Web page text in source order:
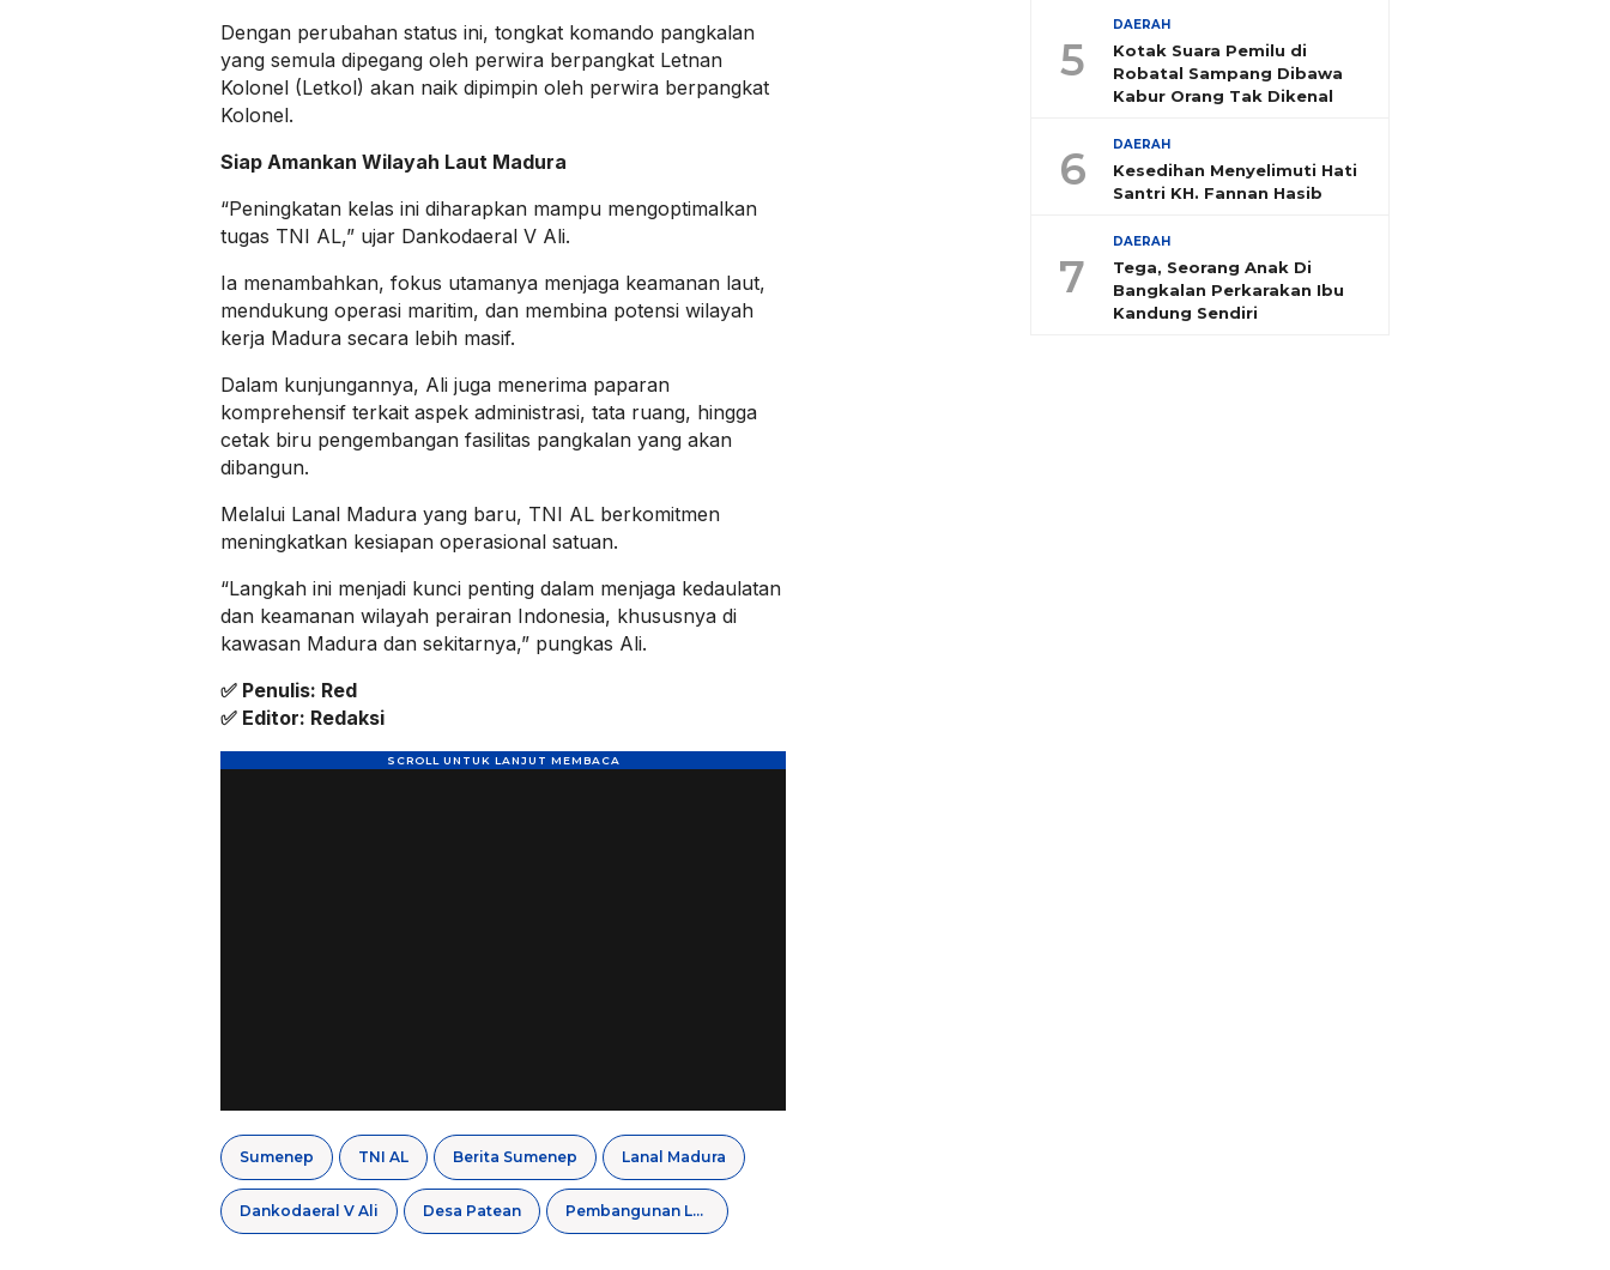
Dengan perubahan status ini, tongkat komando pangkalan
yang semula dipegang oleh perwira berpangkat Letnan
Kolonel (Letkol) akan naik dipimpin oleh perwira berpangkat
Kolonel.
Siap Amankan Wilayah Laut Madura
“Peningkatan kelas ini diharapkan mampu mengoptimalkan
tugas TNI AL,” ujar Dankodaeral V Ali.
Ia menambahkan, fokus utamanya menjaga keamanan laut,
mendukung operasi maritim, dan membina potensi wilayah
kerja Madura secara lebih masif.
Dalam kunjungannya, Ali juga menerima paparan
komprehensif terkait aspek administrasi, tata ruang, hingga
cetak biru pengembangan fasilitas pangkalan yang akan
dibangun.
Melalui Lanal Madura yang baru, TNI AL berkomitmen
meningkatkan kesiapan operasional satuan.
“Langkah ini menjadi kunci penting dalam menjaga kedaulatan
dan keamanan wilayah perairan Indonesia, khususnya di
kawasan Madura dan sekitarnya,” pungkas Ali.
✅ Penulis: Red
✅ Editor: Redaksi
Sumenep TNI AL Berita Sumenep Lanal Madura
Dankodaeral V Ali Desa Patean Pembangunan Lanal
5
DAERAH
Kotak Suara Pemilu di
Robatal Sampang Dibawa
Kabur Orang Tak Dikenal
6 DAERAH
Kesedihan Menyelimuti Hati
Santri KH. Fannan Hasib
7
DAERAH
Tega, Seorang Anak Di
Bangkalan Perkarakan Ibu
Kandung Sendiri